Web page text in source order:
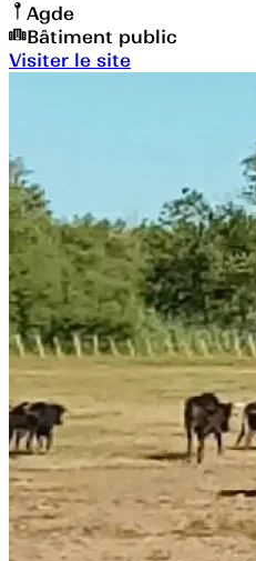
Agde
Bâtiment public
Visiter le site